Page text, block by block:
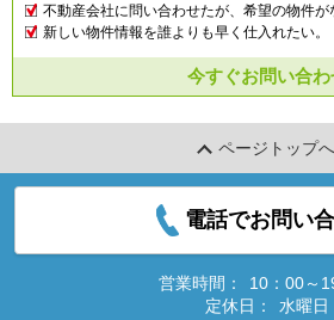
不動産会社に問い合わせたが、希望の物件が
新しい物件情報を誰よりも早く仕入れたい。
今すぐお問い合わ
ページトップへ
電話でお問い
営業時間：
10：00～
定休日：
水曜日